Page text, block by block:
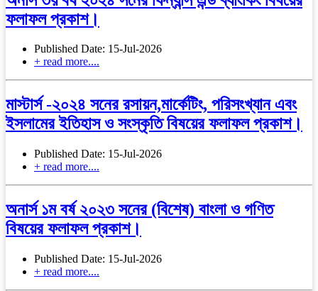
ফলাফল প্রকাশ।
Published Date: 15-Jul-2026
+ read more....
মাস্টার্স -২০২৪ সনের রসায়ন,মার্কেটিং, পরিসংখ্যান এবং
ইসলামের ইতিহাস ও সংস্কৃতি বিষয়ের ফলাফল প্রকাশ।
Published Date: 15-Jul-2026
+ read more....
অনার্স ১ম বর্ষ ২০২৩ সনের (বিশেষ) বাংলা ও গণিত
বিষয়ের ফলাফল প্রকাশ।
Published Date: 15-Jul-2026
+ read more....